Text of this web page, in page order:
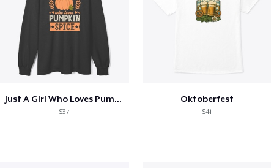
Just A Girl Who Loves Pumpkin Spice
$37
Oktoberfest
$41